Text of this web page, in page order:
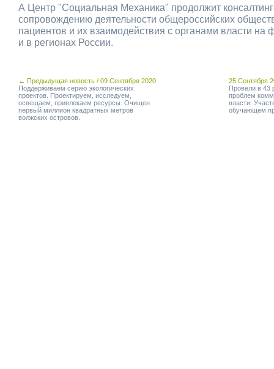
А Центр "Социальная Механика" продолжит
сопровождению деятельности общероссийских
пациентов и их взаимодействия с органами власти на
и в регионах России.
← Предыдущая новость / 09 Сентября 2020
Поддерживаем серию экологических
проектов. Проектируем, исследуем,
освещаем, привлекаем ресурсы. Очищен
первый миллион квадратных метров
волжских островов.
25 Сентября
Провели в 43
проблем
власти.
обучающем